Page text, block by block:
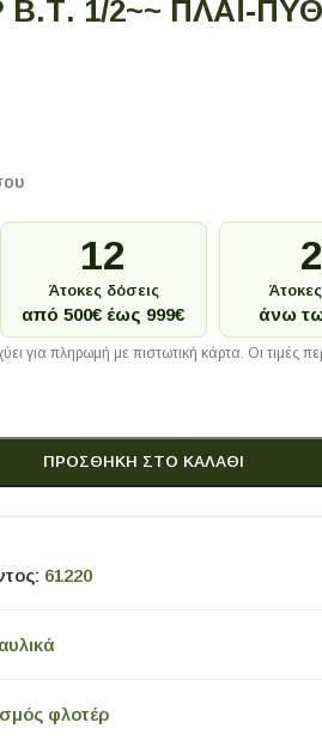
Β.Τ. 1/2~~ ΠΛΆΙ-
12
Άτοκες δόσεις
από 500€ έως 999€ άνω
για πληρωμή με πιστωτική κάρτα. Οι τιμές
ΠΡΟΣΘΉΚΗ ΣΤΟ ΚΑΛΆΘΙ
61220
φλοτέρ